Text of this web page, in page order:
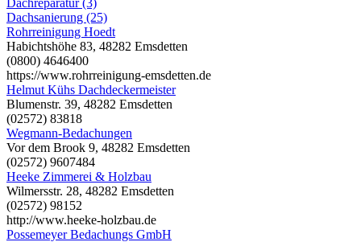
Dachreparatur (3)
Dachsanierung (25)
Rohrreinigung Hoedt
Habichtshöhe 83, 48282 Emsdetten
(0800) 4646400
https://www.rohrreinigung-emsdetten.de
Helmut Kühs Dachdeckermeister
Blumenstr. 39, 48282 Emsdetten
(02572) 83818
Wegmann-Bedachungen
Vor dem Brook 9, 48282 Emsdetten
(02572) 9607484
Heeke Zimmerei & Holzbau
Wilmersstr. 28, 48282 Emsdetten
(02572) 98152
http://www.heeke-holzbau.de
Possemeyer Bedachungs GmbH